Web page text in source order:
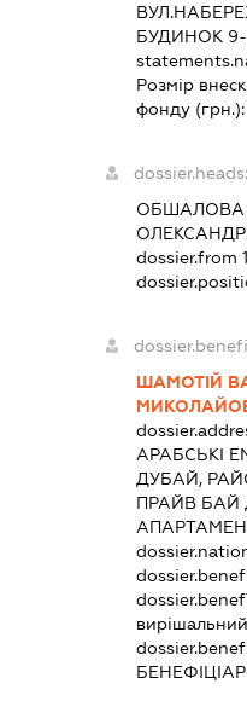
БУДИНОК
Розмір
фонду (грн.):
dossier.heads:
dossier.from
ШАМОТІЙ
АРАБСЬКІ
ДУБАЙ,
ПРАЙВ БАЙ